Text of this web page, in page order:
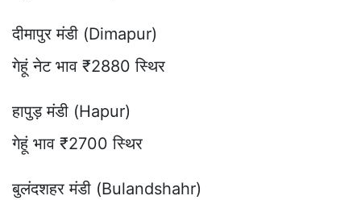
दीमापुर मंडी (Dimapur)
गेहूं नेट भाव ₹2880 स्थिर
हापुड़ मंडी (Hapur)
गेहूं भाव ₹2700 स्थिर
बुलंदशहर मंडी (Bulandshahr)